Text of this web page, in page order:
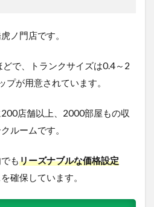
ノ門店です。
で、トランクサイズは0.4～2
が用意されています。
店舗以上、2000部屋もの収
ルームです。
もリーズナブルな価格設定
確保しています。